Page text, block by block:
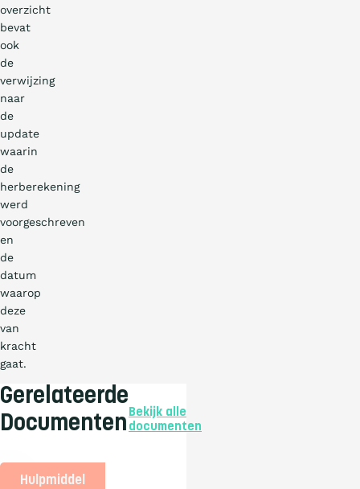
overzicht
bevat
ook
de
verwijzing
naar
de
update
waarin
de
herberekening
werd
voorgeschreven
en
de
datum
waarop
deze
van
kracht
gaat.
Gerelateerde
Documenten Bekijk alle
documenten
Hulpmiddel